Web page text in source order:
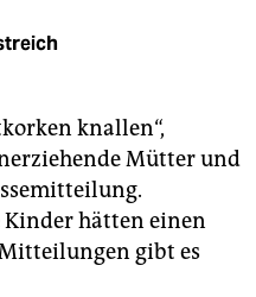
knallen“,
Mütter und
hätten einen
gibt es